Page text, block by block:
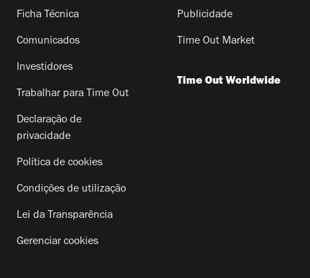
Ficha Técnica
Comunicados
Investidores
Trabalhar para Time Out
Declaração de
privacidade
Política de cookies
Condições de utilização
Lei da Transparência
Gerenciar cookies
Publicidade
Time Out Market
Time Out Worldwide